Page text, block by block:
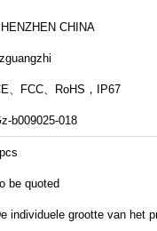
CHINA
、FCC、RoHS，IP67
b009025-018
be quoted
individuele grootte van het